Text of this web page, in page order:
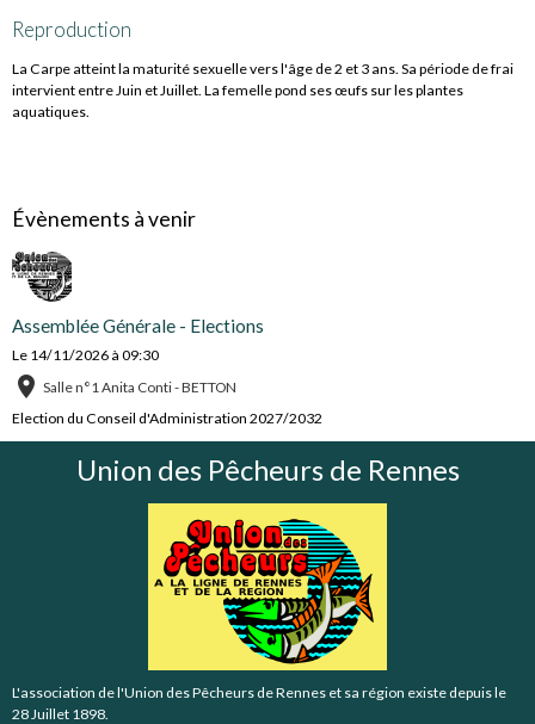
Reproduction
La Carpe atteint la maturité sexuelle vers l'âge de 2 et 3 ans. Sa période de frai
intervient entre Juin et Juillet. La femelle pond ses œufs sur les plantes
aquatiques.
Évènements à venir
Assemblée Générale - Elections
Le 14/11/2026 à 09:30
Salle n°1 Anita Conti - BETTON
Election du Conseil d'Administration 2027/2032
Union des Pêcheurs de Rennes
L'association de l'Union des Pêcheurs de Rennes et sa région existe depuis le
28 Juillet 1898.